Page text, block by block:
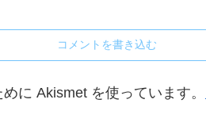
コメントを書き込む
に Akismet を使っています。